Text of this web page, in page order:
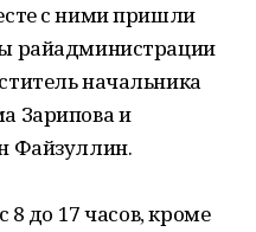
с ними пришли
райадминистрации
начальника
Зарипова и
Файзуллин.
8 до 17 часов, кроме